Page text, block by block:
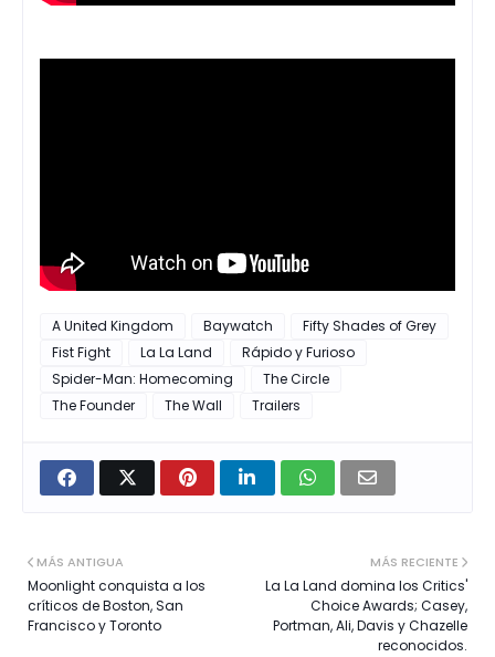
A United Kingdom Baywatch
Fifty Shades of Grey
Fist Fight
La La Land
Rápido y Furioso
Spider-Man: Homecoming
The Circle
The Founder
The Wall Trailers
MÁS RECIENTE
La La Land domina los Critics'
Choice Awards; Casey,
Portman, Ali, Davis y Chazelle
reconocidos.
MÁS ANTIGUA
Moonlight conquista a los
críticos de Boston, San
Francisco y Toronto